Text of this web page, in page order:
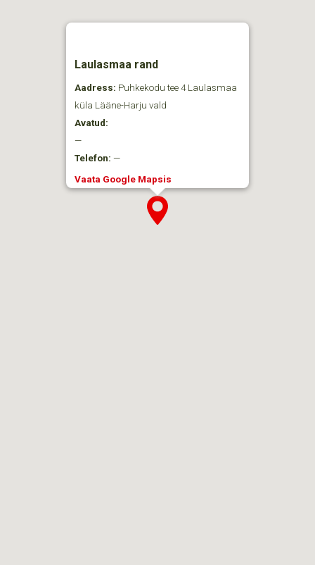
Laulasmaa rand
Aadress: Puhkekodu tee 4 Laulasmaa
küla Lääne-Harju vald
Avatud:
—
Telefon: —
Vaata Google Mapsis